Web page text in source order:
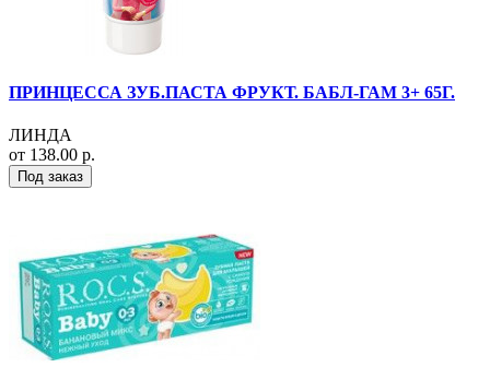
ПРИНЦЕССА ЗУБ.ПАСТА ФРУКТ. БАБЛ-ГАМ 3+ 65Г.
ЛИНДА
от 138.00 р.
Под заказ